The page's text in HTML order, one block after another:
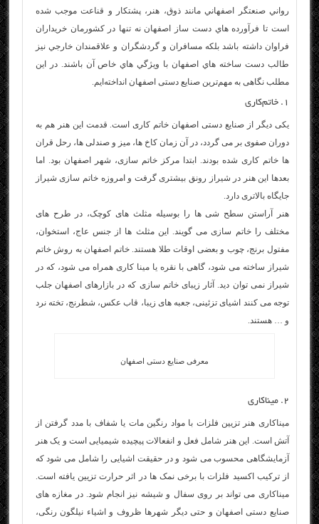
رواني صنعتگر اصفهاني مانند ذوق، هنر، پشتكار و قناعت موجب شده
است تا فرآورده هاي دست ساز اصفهان نه تنها در كشورمان خريداران
فراوان داشته باشد بلكه مسافران و گردشگران و علاقمندان خارجي نيز
طالب دست ساخته هاي اصفهان با ويژگي هاي خاص آن باشند. در این
مطلب نگاهی به مهم‌ترین صنایع دستی اصفهان انداخته‌ایم.
۱. خاتم‌کاری
یکی دیگر از صنایع دستی اصفهان خاتم کاری است. قدمت این هنر هم به
دوران صفوی بر می گردد، در آن زمان کاخ ها، میز و صندلی ها، رحل قران
ها خاتم کاری شده بودند. ابتدا مرکز خاتم سازی، شهر اصفهان بود. اما
بعدها این هنر در شیراز رونق بیشتری گرفت و امروزه خاتم سازی شیراز
جایگاه بالاتری دارد.
هنر آراستن سطح شی ها را بوسیله مثلث های کوچک، در طرح های
مختلف را خاتم سازی می گویند. این مثلث ها از جنس عاج، استخوان،
مفتول برنج، چوب و بعضی اوقات طلا هستند. خاتم اصفهان به روش خاتم
شیراز ساخته می شود، گاهی با نقره یا مینا کاری همراه می شود، که در
شیراز نمی توان دید. آثار زیبای خاتم سازی که در بازارهای اصفهان جلب
توجه می کنند اشیای تزئینی، جعبه های زیبا، قاب عکس، شطرنج، تخته نرد
و … هستند.
معرفی صنایع دستی اصفهان
۲. میناکاری
میناکاری هنر تزیین فلزات با مواد رنگین مات یا شفاف با مدد گرفتن از
آتش است. این هنر شامل فعل و انفعالات پیچیده شیمیایی است و یک هنر
آزمایشگاهی محسوب می شود و در حقیقت اشیایی را شامل می شود که
از ترکیب اکسید فلزات با برخی نمک ها در اثر حرارت تزیین یافته است.
میناکاری می تواند بر روی سفال و شیشه نیز انجام شود. در مغازه های
صنایع دستی اصفهان و حتی دیگر شهرها ظروف و اشیاء نیلگون رنگی،